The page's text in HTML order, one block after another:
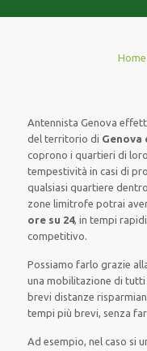
Home
Antennista Genova
del territorio di Genova
coprono i quartieri di
tempestività in casi di
qualsiasi quartiere
zone limitrofe potrai
ore su 24, in tempi
competitivo.
Possiamo farlo grazie
una mobilitazione di tutti
brevi distanze
tempi più brevi, senza
Ad esempio, nel caso si